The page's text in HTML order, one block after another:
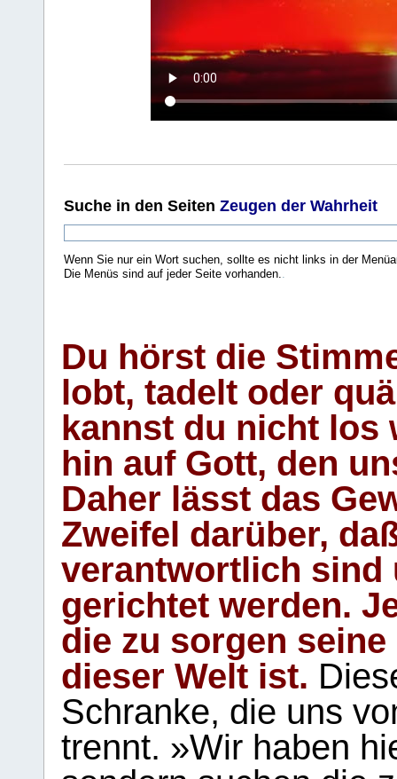
Suche in den Seiten Zeugen der Wahrheit
Wenn Sie nur ein Wort suchen, sollte es nicht links in der
Die Menüs sind auf jeder Seite vorhanden.
Du hörst die
lobt, tadelt oder
kannst du nicht los
hin auf Gott, den
Daher lässt das
Zweifel darüber,
verantwortlich sind
gerichtet werden.
die zu sorgen
dieser Welt ist.
Schranke, die uns
trennt. »Wir haben